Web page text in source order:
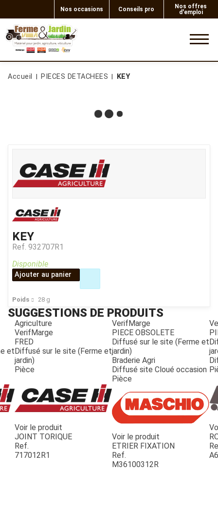
Nos occasions Conseils pro
Nos offres
d'emploi
JOUET
ESPACES VERTS
Accueil PIECES DETACHEES KEY
KEY
Ref. 932707R1
Poids 28 g
Disponible
Ajouter au panier
SUGGESTIONS DE PRODUITS
et
Agriculture
VerifMarge
FRED
Diffusé sur le site (Ferme et
jardin)
Pièce
Voir le produit
JOINT TORIQUE
Ref.
717012R1
VerifMarge
PIECE OBSOLETE
Diffusé sur le site (Ferme et
jardin)
Braderie Agri
Diffusé site Cloué occasion
Pièce
Voir le produit
ETRIER FIXATION
Ref.
M36100312R